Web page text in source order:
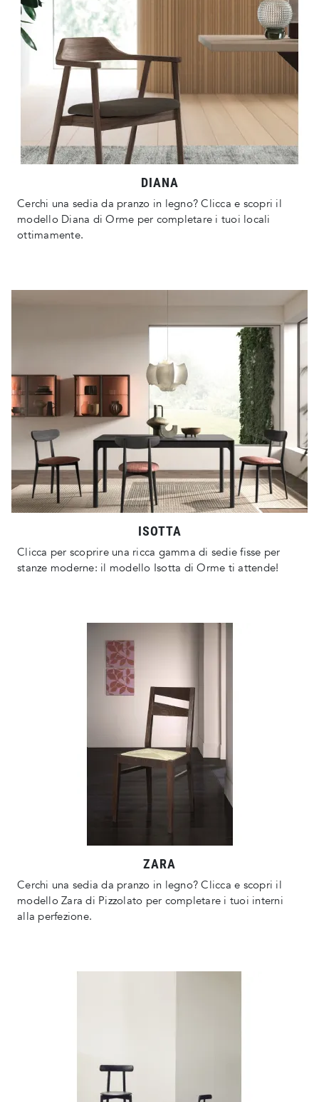
DIANA
Cerchi una sedia da pranzo in legno? Clicca e scopri il
modello Diana di Orme per completare i tuoi locali
ottimamente.
ISOTTA
Clicca per scoprire una ricca gamma di sedie fisse per
stanze moderne: il modello Isotta di Orme ti attende!
ZARA
Cerchi una sedia da pranzo in legno? Clicca e scopri il
modello Zara di Pizzolato per completare i tuoi interni
alla perfezione.